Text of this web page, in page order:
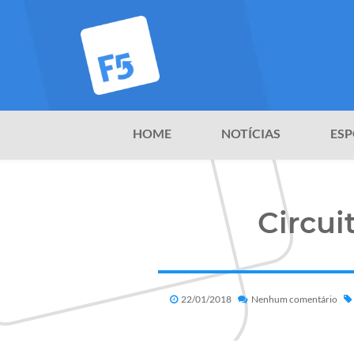
HOME NOTÍCIAS
22/01/2018 Nenhum comentário